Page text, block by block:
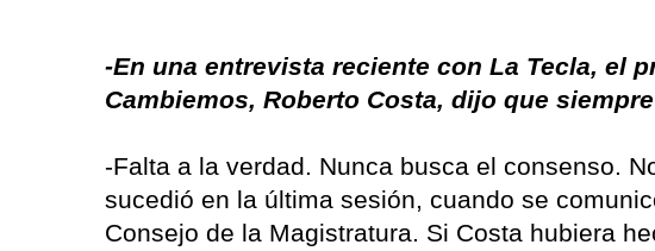
-En una entrevista reciente con La Tecla, el
Cambiemos, Roberto Costa, dijo que
-Falta a la verdad. Nunca busca el consenso.
sucedió en la última sesión, cuando se
Consejo de la Magistratura. Si Costa hubiera